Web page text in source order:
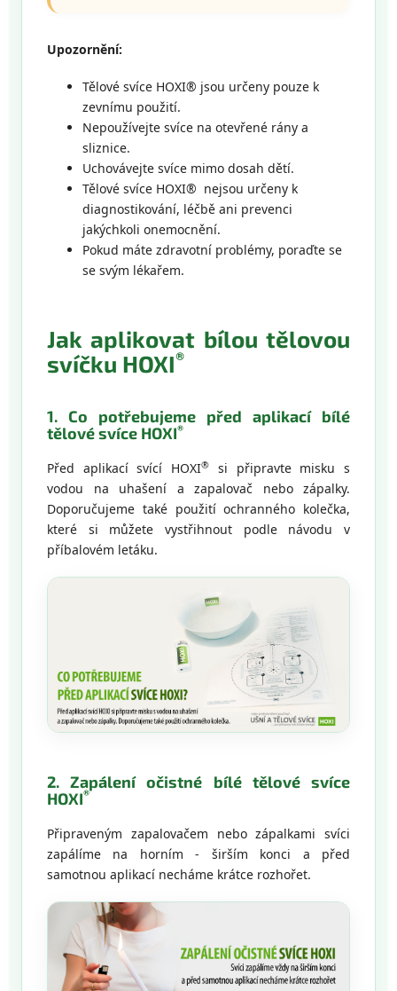
Upozornění:
Tělové svíce HOXI® jsou určeny pouze k
zevnímu použití.
Nepoužívejte svíce na otevřené rány a
sliznice.
Uchovávejte svíce mimo dosah dětí.
Tělové svíce HOXI® nejsou určeny k
diagnostikování, léčbě ani prevenci
jakýchkoli onemocnění.
Pokud máte zdravotní problémy, poraďte se
se svým lékařem.
Jak aplikovat bílou tělovou
svíčku HOXI®
1. Co potřebujeme před aplikací bílé
tělové svíce HOXI®
Před aplikací svící HOXI®
si připravte misku s
vodou na uhašení a zapalovač nebo zápalky.
Doporučujeme také použití ochranného kolečka,
které si můžete vystřihnout podle návodu v
příbalovém letáku.
2. Zapálení očistné bílé tělové svíce
HOXI®
Připraveným zapalovačem nebo zápalkami svíci
zapálíme na horním - širším konci a před
samotnou aplikací necháme krátce rozhořet.